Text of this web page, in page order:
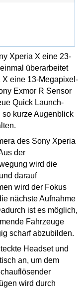
Xperia X eine 23-
überarbeitet
eine 13-Megapixel-
Exmor R Sensor
Quick Launch-
kurze Augenblick
des Sony Xperia
der
wird die
darauf
wird der Fokus
nächste Aufnahme
ist es möglich,
Fahrzeuge
scharf abzubilden.
Headset und
an, um dem
wird durch